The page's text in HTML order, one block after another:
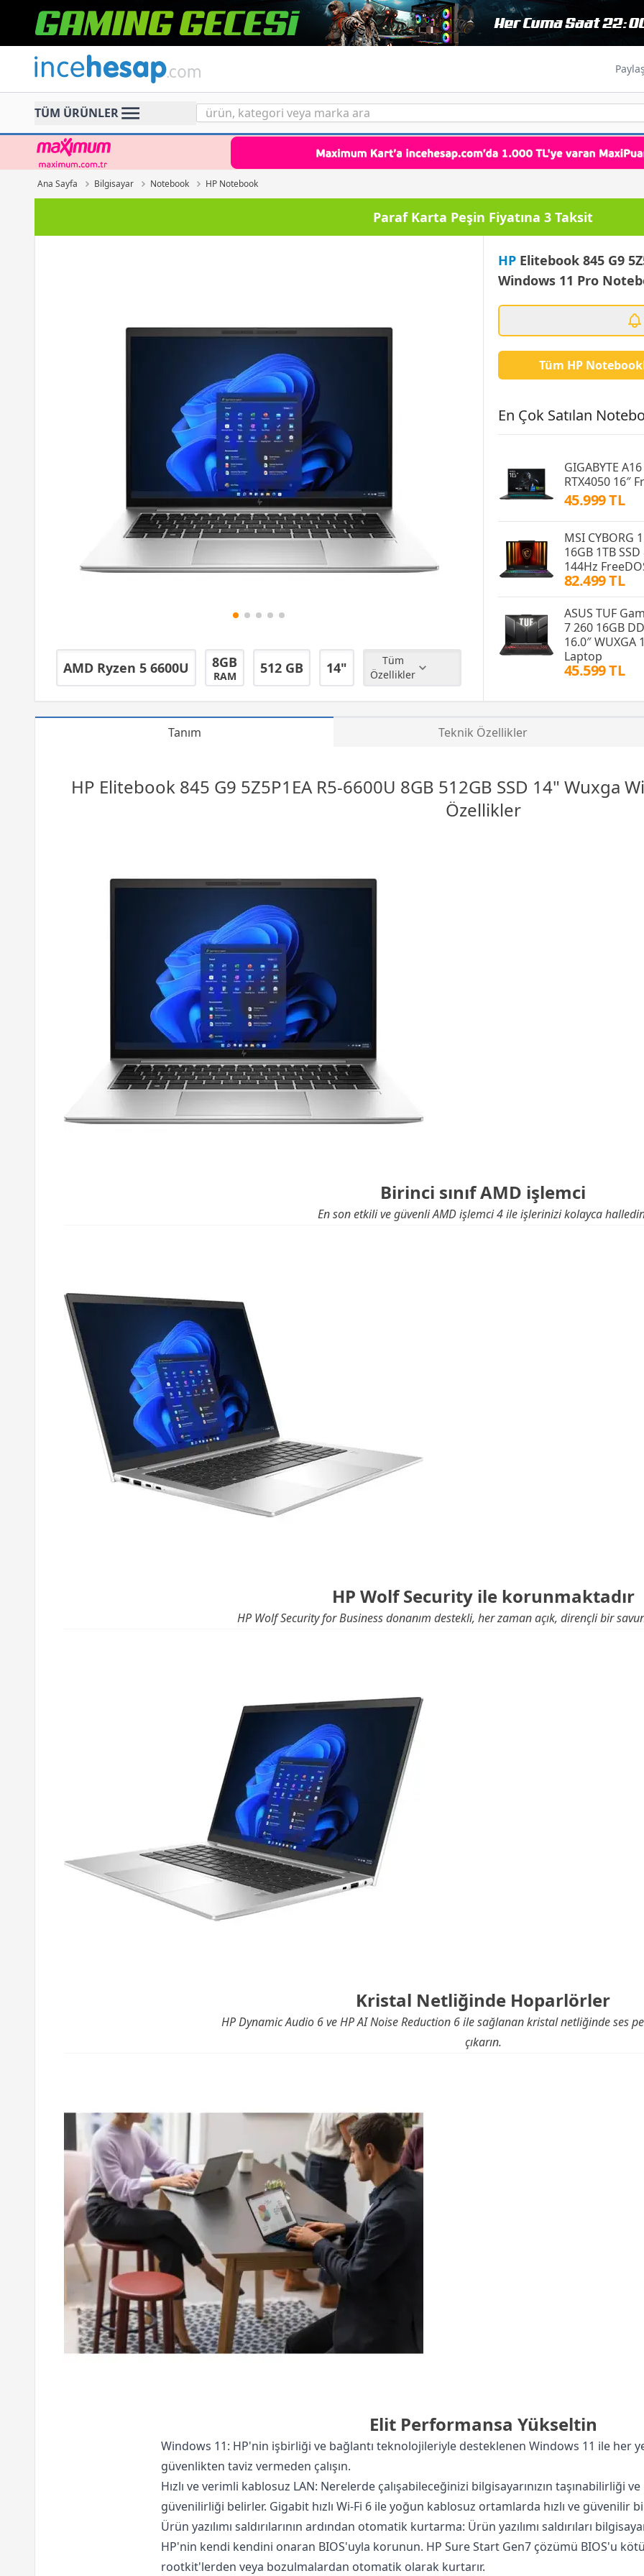
Incehesap
TÜM ÜRÜNLER
Ana Sayfa Bilgisayar Notebook HP Notebook
Paraf Karta Peşin Fiyatına 3 Taksit
HPElitebook 845 G9
Windows 11 Pro
AMD Ryzen 5 6600U 8GB
RAM 512 GB 14"
Tüm
Özellikler
Tüm HP
En Çok Satılan
GIGABYTE
RTX4050 16″
45.999 TL
MSI CYBORG
16GB 1TB
144Hz
82.499 TL
ASUS TUF
7 260 16GB
16.0″ WUXGA
Laptop
45.599 TL
Tanım Teknik Özellikler
HP Elitebook 845 G9 5Z5P1EA R5-6600U 8GB 512GB SSD 14" Wuxga
Özellikler
Birinci sınıf AMD işlemci
En son etkili ve güvenli AMD işlemci 4 ile işlerinizi kolayca
HP Wolf Security ile korunmaktadır
HP Wolf Security for Business donanım destekli, her zaman açık, dirençli bir
Kristal Netliğinde Hoparlörler
HP Dynamic Audio 6 ve HP AI Noise Reduction 6 ile sağlanan kristal netliğinde ses
çıkarın.
Elit Performansa Yükseltin
Windows 11: HP'nin işbirliği ve bağlantı teknolojileriyle desteklenen Windows 11 ile her
güvenlikten taviz vermeden çalışın.
Hızlı ve verimli kablosuz LAN: Nerelerde çalışabileceğinizi bilgisayarınızın taşınabilirliği ve
güvenilirliği belirler. Gigabit hızlı Wi-Fi 6 ile yoğun kablosuz ortamlarda hızlı ve güvenilir
Ürün yazılımı saldırılarının ardından otomatik kurtarma: Ürün yazılımı saldırıları
HP'nin kendi kendini onaran BIOS'uyla korunun. HP Sure Start Gen7 çözümü BIOS'u kötü
rootkit'lerden veya bozulmalardan otomatik olarak kurtarır.